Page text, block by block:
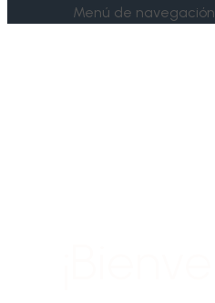
Menú de navegación